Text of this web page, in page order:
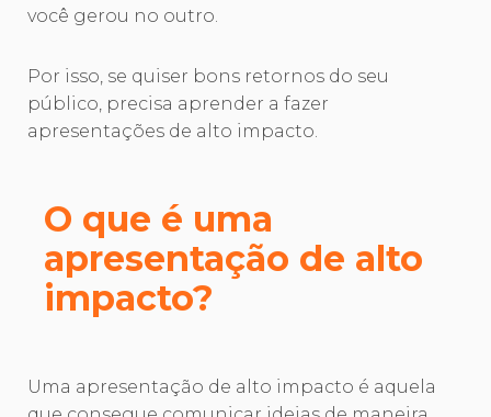
você gerou no outro.
Por isso, se quiser bons retornos do seu
público, precisa aprender a fazer
apresentações de alto impacto.
O que é uma
apresentação de alto
impacto?
Uma apresentação de alto impacto é aquela